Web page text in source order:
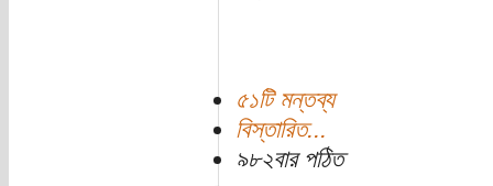
৫১টি মন্তব্য
বিস্তারিত...
৯৮২বার পঠিত